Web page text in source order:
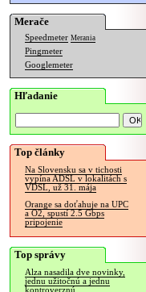
Merače
Speedmeter Merania
Pingmeter
Googlemeter
Hľadanie
Top články
Na Slovensku sa v tichosti
vypína ADSL v lokalitách s
VDSL, už 31. mája
Orange sa doťahuje na UPC
a O2, spustí 2.5 Gbps
pripojenie
Top správy
Alza nasadila dve novinky,
jednu užitočnú a jednu
kontroverznú